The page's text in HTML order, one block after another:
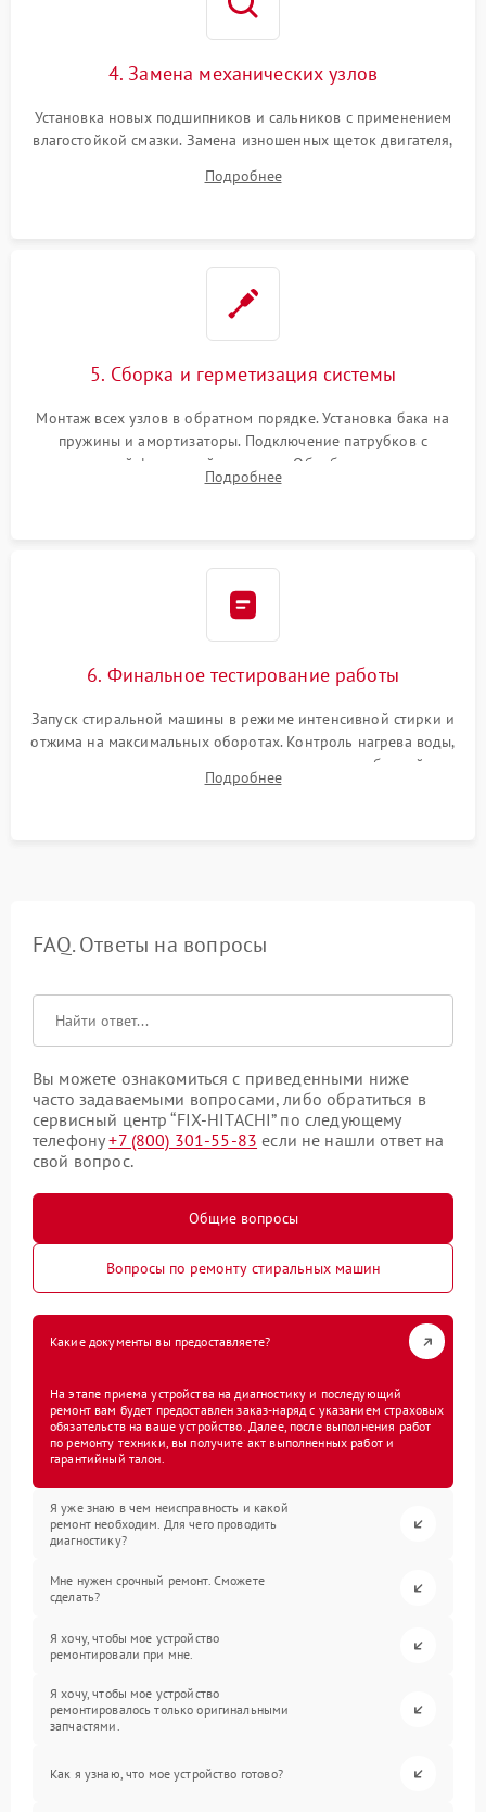
4. Замена механических узлов
Установка новых подшипников и сальников с применением
влагостойкой смазки. Замена изношенных щеток двигателя,
или поврежденной резиновой манжеты.
Подробнее
5. Сборка и герметизация системы
Монтаж всех узлов в обратном порядке. Установка бака на
пружины и амортизаторы. Подключение патрубков с
надежной фиксацией хомутами. Обработка стыков
герметиком для предотвращения возможных протечек воды.
Подробнее
6. Финальное тестирование работы
Запуск стиральной машины в режиме интенсивной стирки и
отжима на максимальных оборотах. Контроль нагрева воды,
корректности слива, отсутствия излишних вибраций,
посторонних стуков и протечек под корпусом.
Подробнее
FAQ. Ответы на вопросы
Вы можете ознакомиться с приведенными ниже
часто задаваемыми вопросами, либо обратиться в
сервисный центр “FIX-HITACHI” по следующему
телефону+7 (800) 301-55-83 если не нашли ответ на
свой вопрос.
Общие вопросы
Вопросы по ремонту стиральных машин
Какие документы вы предоставляете?
На этапе приема устройства на диагностику и последующий
ремонт вам будет предоставлен заказ-наряд с указанием страховых
обязательств на ваше устройство. Далее, после выполнения работ
по ремонту техники, вы получите акт выполненных работ и
гарантийный талон.
Я уже знаю в чем неисправность и какой
ремонт необходим. Для чего проводить
диагностику?
Мне нужен срочный ремонт. Сможете
сделать?
Я хочу, чтобы мое устройство
ремонтировали при мне.
Я хочу, чтобы мое устройство
ремонтировалось только оригинальными
запчастями.
Как я узнаю, что мое устройство готово?